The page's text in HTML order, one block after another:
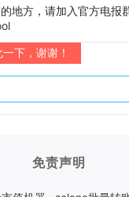
地方，请加入官方电报
下，谢谢！
免责声明